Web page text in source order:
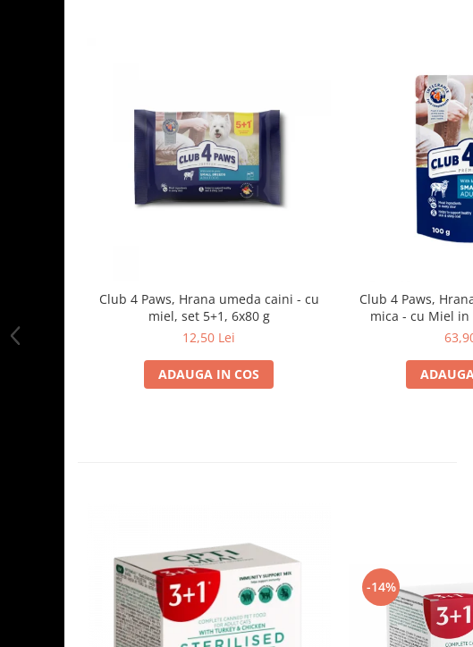
Club 4 Paws, Hrana umeda caini - cu
miel, set 5+1, 6x80 g
12,50 Lei
ADAUGA IN COS
Club 4 Paws,
mica - cu Miel in
-14%